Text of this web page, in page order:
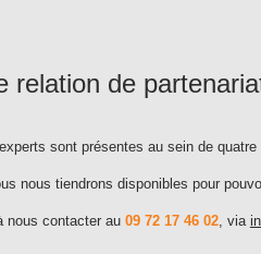
relation de
sont présentes au sein de
nous tiendrons disponibles pour
nous contacter au 09 72 17 46 02, via